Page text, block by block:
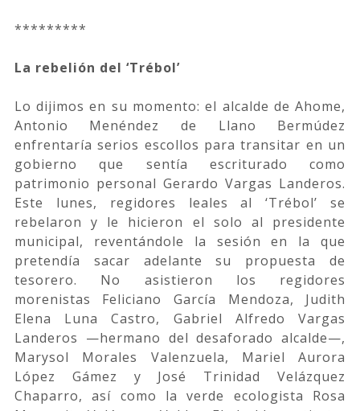
*********
La rebelión del ‘Trébol’
Lo dijimos en su momento: el alcalde de Ahome,
Antonio Menéndez de Llano Bermúdez
enfrentaría serios escollos para transitar en un
gobierno que sentía escriturado como
patrimonio personal Gerardo Vargas Landeros.
Este lunes, regidores leales al ‘Trébol’ se
rebelaron y le hicieron el solo al presidente
municipal, reventándole la sesión en la que
pretendía sacar adelante su propuesta de
tesorero. No asistieron los regidores
morenistas Feliciano García Mendoza, Judith
Elena Luna Castro, Gabriel Alfredo Vargas
Landeros —hermano del desaforado alcalde—,
Marysol Morales Valenzuela, Mariel Aurora
López Gámez y José Trinidad Velázquez
Chaparro, así como la verde ecologista Rosa